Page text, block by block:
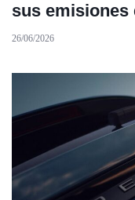
sus emisiones
26/06/2026